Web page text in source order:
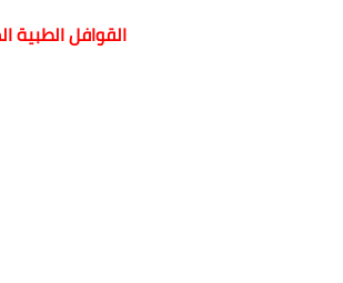
القوافل الطبية